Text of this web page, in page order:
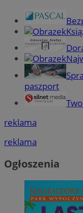
paszport
reklama
reklama
Ogłoszenia